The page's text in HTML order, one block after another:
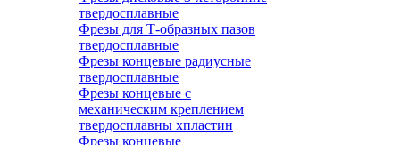
твердосплавные
Фрезы для Т-образных пазов
твердосплавные
Фрезы концевые радиусные
твердосплавные
Фрезы концевые с
механическим креплением
твердосплавны хпластин
Фрезы концевые